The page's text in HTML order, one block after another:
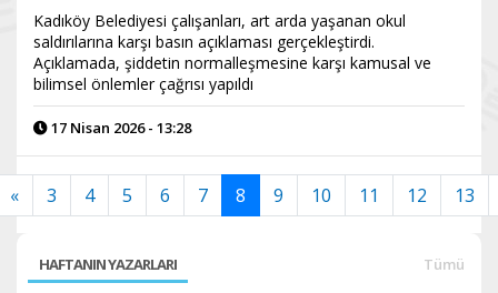
Kadıköy Belediyesi çalışanları, art arda yaşanan okul
saldırılarına karşı basın açıklaması gerçekleştirdi.
Açıklamada, şiddetin normalleşmesine karşı kamusal ve
bilimsel önlemler çağrısı yapıldı
17 Nisan 2026 - 13:28
« 3 4 5 6 7 8 9 10 11 12 13
HAFTANIN YAZARLARI Tümü